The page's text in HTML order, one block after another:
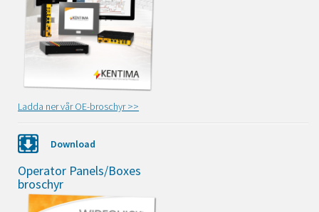
Ladda ner vår OE-broschyr >>
Download
Operator Panels/Boxes
broschyr